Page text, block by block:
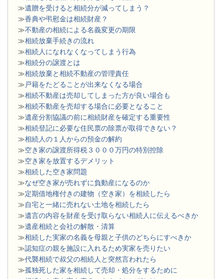
≫遺贈を受けると相続分が減ってしまう？
≫香典や弔慰金は相続財産？
≫不動産の相続による名義変更の期限
≫相続放棄手続きの流れ
≫相続人になれなくなってしまう行為
≫相続分の譲渡とは
​≫相続放棄と相続不動産の管理責任
≫ 戸籍をたどることが出来なくなる場合
≫相続不動産は売却してしまった方が良い場合も
≫相続不動産を売却する場合に必要となること
≫遺産分割協議の前に相続財産を確定する重要性
≫相続登記に必要な住民票の除票が取得できない？
≫相続人の１人からの預金の解約
≫空き家の譲渡所得税３０００万円の特別控除
≫空き家を放置するデメリット
≫相続した空き家問題
​≫なぜ空き家が売れずに負動産になるのか
≫定期借地権付きの建物（空き家）を相続したら
≫自宅と一緒に売れない土地を相続したら
≫遺言の内容を財産を受け取らない相続人に伝えるべきか
≫遺産相続と会社の解散・清算
≫相続した実家の名義を母親と子供のどちらにすべきか
≫認知症の親を施設に入れるため実家を売りたい
≫代襲相続で叔父の相続人と突然言われたら
≫孤独死した家を相続して売却・処分をするために